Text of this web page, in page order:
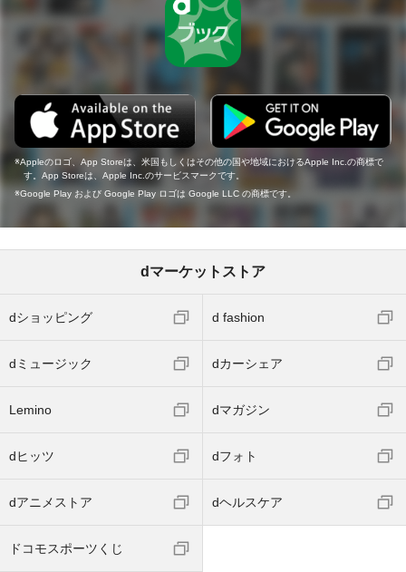
Appleのロゴ、App Storeは、米国もしくはその他の国や地域におけるApple Inc.の商標で
す。App Storeは、Apple Inc.のサービスマークです。
Google Play および Google Play ロゴは Google LLC の商標です。
dマーケットストア
dショッピング d fashion
dミュージック dカーシェア
Lemino dマガジン
dヒッツ dフォト
dアニメストア dヘルスケア
ドコモスポーツくじ